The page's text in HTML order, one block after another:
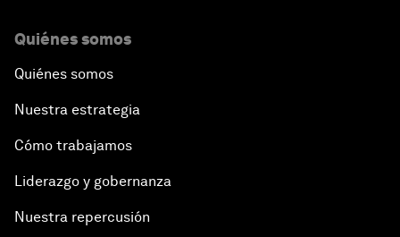
Quiénes somos
Quiénes somos
Nuestra estrategia
Cómo trabajamos
Liderazgo y gobernanza
Nuestra repercusión